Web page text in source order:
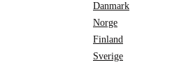
Danmark
Norge
Finland
Sverige